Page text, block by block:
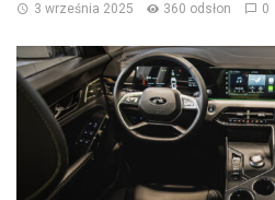
3 września 2025 360 odsłon 0